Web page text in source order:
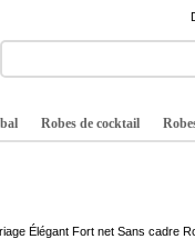
Robes de cocktail
Élégant Fort net Sans cadre